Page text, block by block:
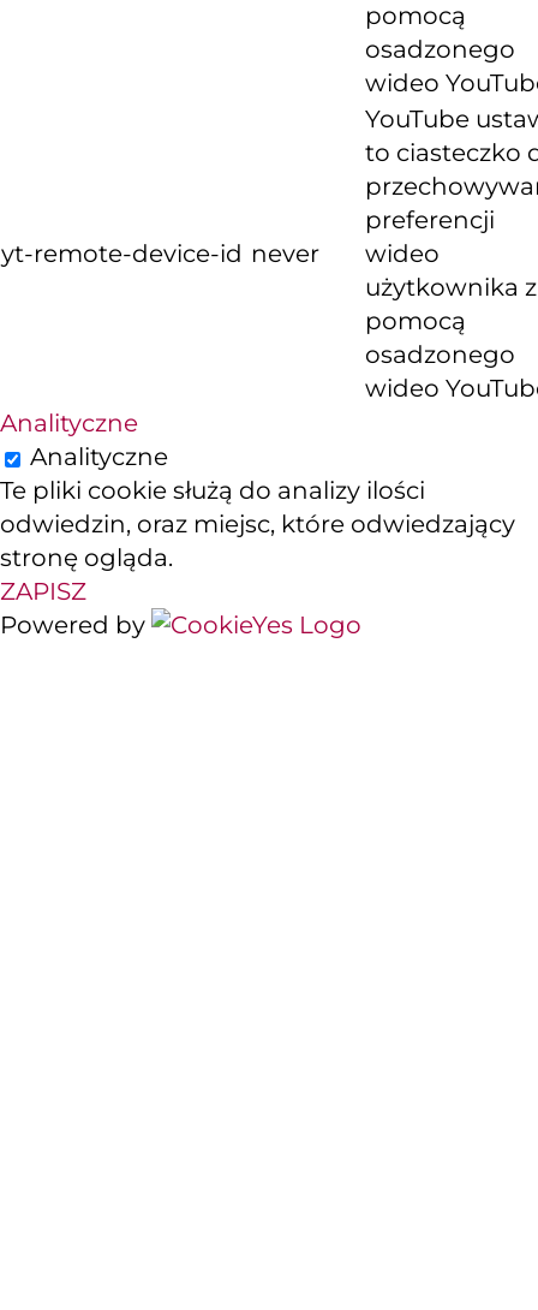
pomocą
osadzonego
wideo
yt-remote-device-id never
YouTube
to ciasteczko
preferencji
wideo
użytkownika
pomocą
osadzonego
wideo
Analityczne
Analityczne
Te pliki cookie służą do analizy ilości
odwiedzin, oraz miejsc, które odwiedzający
stronę ogląda.
ZAPISZ
Powered by